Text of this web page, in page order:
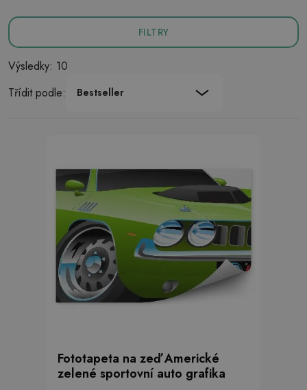
FILTRY
Výsledky: 10
Třídit podle:
Bestseller
Fototapeta na zeď Americké
zelené sportovní auto grafika